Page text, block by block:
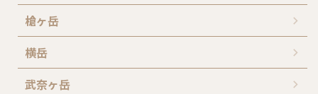
槍ヶ岳
横岳
武奈ヶ岳